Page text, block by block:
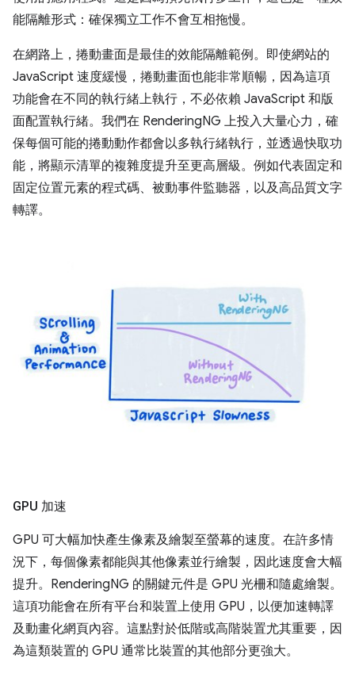
能隔離形式：確保獨立工作不會互相拖慢。
在網路上，捲動畫面是最佳的效能隔離範例。即使網站的
JavaScript 速度緩慢，捲動畫面也能非常順暢，因為這項
功能會在不同的執行緒上執行，不必依賴 JavaScript 和版
面配置執行緒。我們在 RenderingNG 上投入大量心力，確
保每個可能的捲動動作都會以多執行緒執行，並透過快取功
能，將顯示清單的複雜度提升至更高層級。例如代表固定和
固定位置元素的程式碼、被動事件監聽器，以及高品質文字
轉譯。
GPU 加速
GPU 可大幅加快產生像素及繪製至螢幕的速度。在許多情
況下，每個像素都能與其他像素並行繪製，因此速度會大幅
提升。RenderingNG 的關鍵元件是 GPU 光柵和隨處繪製。
這項功能會在所有平台和裝置上使用 GPU，以便加速轉譯
及動畫化網頁內容。這點對於低階或高階裝置尤其重要，因
為這類裝置的 GPU 通常比裝置的其他部分更強大。